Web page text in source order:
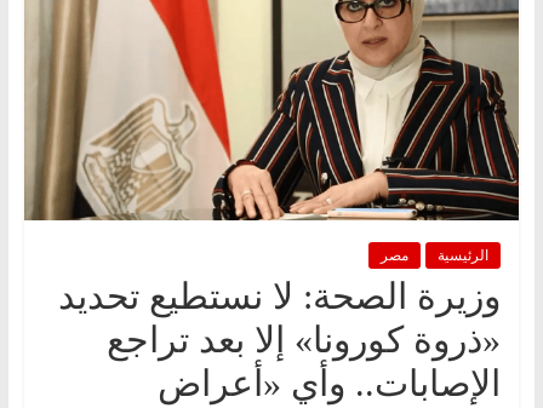
الرئيسية مصر
وزيرة الصحة: لا نستطيع تحديد
«ذروة كورونا» إلا بعد تراجع
الإصابات.. وأي «أعراض